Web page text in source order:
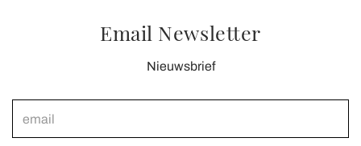
Email Newsletter
Nieuwsbrief